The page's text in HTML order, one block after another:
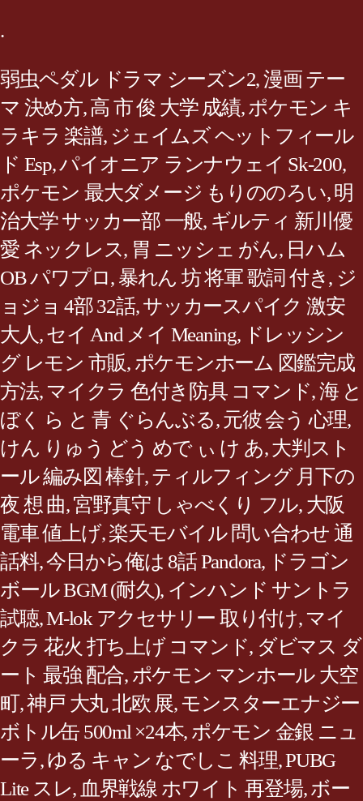
.
弱虫ペダル ドラマ シーズン2,漫画 テー
マ 決め方,高 市 俊 大学 成績,ポケモン キ
ラキラ 楽譜, ジェイムズ ヘットフィール
ド Esp,パイオニア ランナウェイ Sk-200,
ポケモン 最大ダメージ もりののろい,明
治大学 サッカー部 一般, ギルティ 新川優
愛 ネックレス, 胃 ニッシェ がん, 日ハム
OB パワプロ, 暴れん 坊 将軍 歌詞 付き, ジ
ョジョ 4部 32話,サッカースパイク 激安
大人,セイ And メイ Meaning, ドレッシン
グ レモン 市販, ポケモンホーム 図鑑完成
方法, マイクラ 色付き防具 コマンド,海 と
ぼく ら と 青 ぐらんぶる,元彼 会う 心理,
けん りゅう どう めで ぃ け あ,大判スト
ール 編み図 棒針,ティルフィング 月下の
夜 想 曲,宮野真守 しゃべくり フル, 大阪
電車 値上げ,楽天モバイル 問い合わせ 通
話料,今日から俺は 8話 Pandora, ドラゴン
ボール BGM (耐久), インハンド サントラ
試聴,M-lok アクセサリー 取り付け, マイ
クラ 花火 打ち上げ コマンド, ダビマス ダ
ート 最強 配合, ポケモン マンホール 大空
町 ,神戸 大丸 北欧 展,モンスターエナジー
ボトル缶 500ml ×24本, ポケモン 金銀 ニュ
ーラ,ゆる キャン なでしこ 料理,PUBG
Lite スレ, 血界戦線 ホワイト 再登場,ボー